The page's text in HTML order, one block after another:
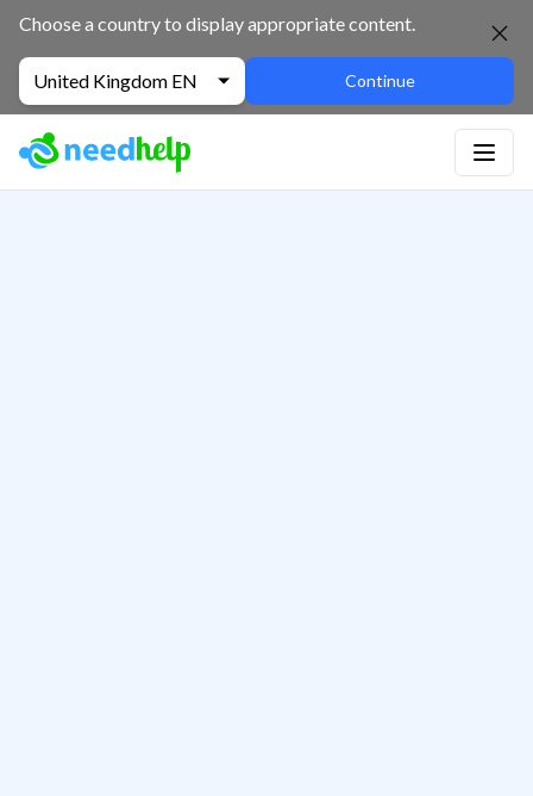
Choose a country to display appropriate content.
United Kingdom EN Continue